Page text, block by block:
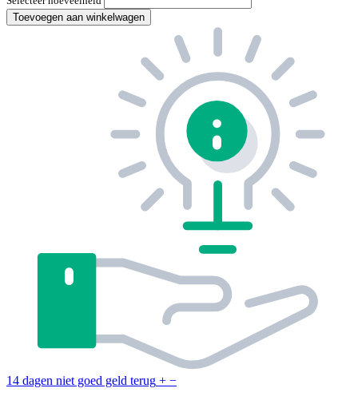
Toevoegen aan winkelwagen
14 dagen niet goed geld terug + −